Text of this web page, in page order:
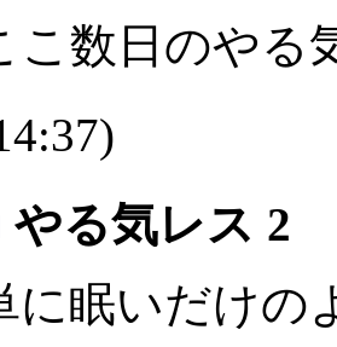
こ数日のやる
やる気レス 2
に眠いだけの